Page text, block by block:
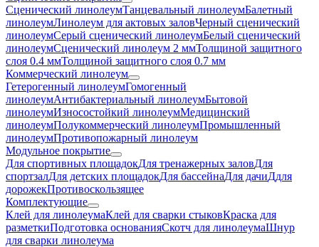
Сценический линолеумТанцевальный линолеумБалетный
линолеумЛинолеум для актовых заловЧерный сценический
линолеумСерый сценический линолеумБелый сценический
линолеумСценический линолеум 2 ммТолщиной защитного
слоя 0.4 ммТолщиной защитного слоя 0.7 мм
Коммерческий линолеум
Гетерогенный линолеумГомогенный
линолеумАнтибактериальный линолеумБытовой
линолеумИзносостойкий линолеумМедицинский
линолеумПолукоммерческий линолеумПромышленный
линолеумПротивопожарный линолеум
Модульное покрытие
Для спортивных площадокДля тренажерных заловДля
спортзалДля детских площадокДля бассейнаДля дачиДдля
дорожекПротивоскользящее
Комплектующие
Клей для линолеумаКлей для сварки стыковКраска для
разметкиПодготовка основанияСкотч для линолеумаШнур
для сварки линолеума